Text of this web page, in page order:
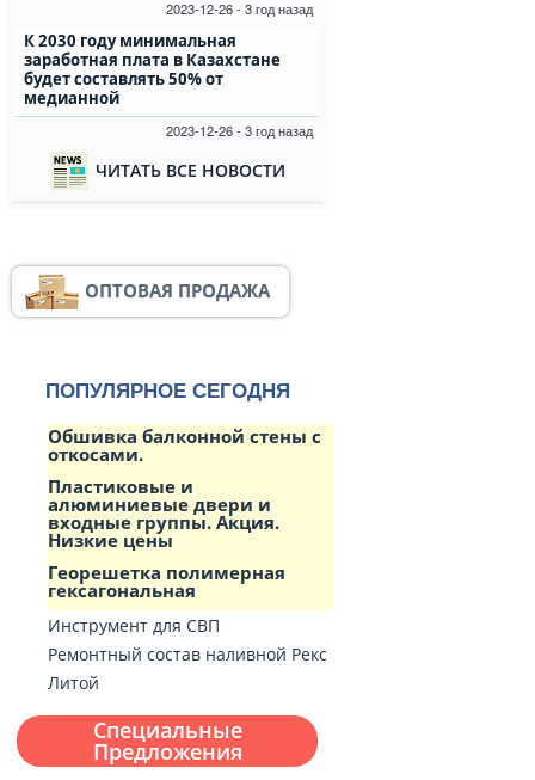
2023-12-26 - 3 год назад
К 2030 году минимальная
заработная плата в Казахстане
будет составлять 50% от
медианной
2023-12-26 - 3 год назад
ЧИТАТЬ ВСЕ НОВОСТИ
ОПТОВАЯ ПРОДАЖА
ПОПУЛЯРНОЕ СЕГОДНЯ
Обшивка балконной стены с
откосами.
Пластиковые и
алюминиевые двери и
входные группы. Акция.
Низкие цены
Георешетка полимерная
гексагональная
Инструмент для СВП
Ремонтный состав наливной Рекс
Литой
Специальные
Предложения